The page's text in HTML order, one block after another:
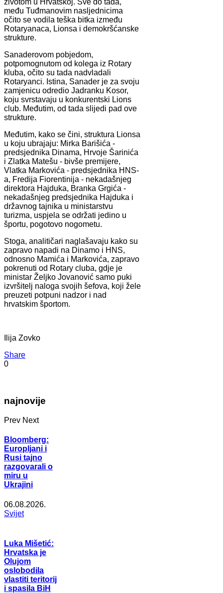
među Tuđmanovim nasljednicima
očito se vodila teška bitka između
Rotaryanaca, Lionsa i demokršćanske
strukture.
Sanaderovom pobjedom,
potpomognutom od kolega iz Rotary
kluba, očito su tada nadvladali
Rotaryanci. Istina, Sanader je za svoju
zamjenicu odredio Jadranku Kosor,
koju svrstavaju u konkurentski Lions
club. Međutim, od tada slijedi pad ove
strukture.
Međutim, kako se čini, struktura Lionsa
u koju ubrajaju: Mirka Barišića -
predsjednika Dinama, Hrvoje Šarinića
i Zlatka Matešu - bivše premijere,
Vlatka Markovića - predsjednika HNS-
a, Fredija Fiorentinija - nekadašnjeg
direktora Hajduka, Branka Grgića -
nekadašnjeg predsjednika Hajduka i
državnog tajnika u ministarstvu
turizma, uspjela se održati jedino u
športu, pogotovo nogometu.
Stoga, analitičari naglašavaju kako su
zapravo napadi na Dinamo i HNS,
odnosno Mamića i Markovića, zapravo
pokrenuti od Rotary cluba, gdje je
ministar Željko Jovanović samo puki
izvršitelj naloga svojih šefova, koji žele
preuzeti potpuni nadzor i nad
hrvatskim športom.
Ilija Zovko
Share
0
najnovije
Prev Next
Bloomberg:
Europljani i
Rusi tajno
razgovarali o
miru u
Ukrajini
06.08.2026.
Svijet
Luka Mišetić:
Hrvatska je
Olujom
oslobodila
vlastiti teritorij
i spasila BiH